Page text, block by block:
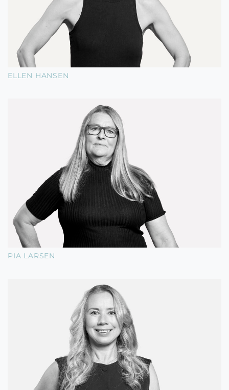
ELLEN HANSEN
PIA LARSEN